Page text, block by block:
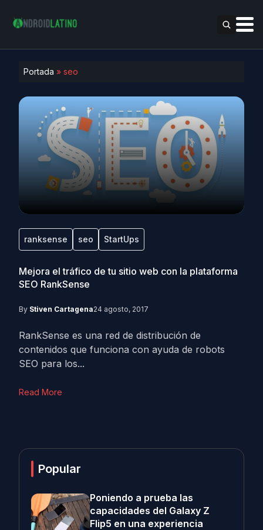
Portada » seo
ranksense seo StartUps
Mejora el tráfico de tu sitio web con la plataforma
SEO RankSense
By Stiven Cartagena24 agosto, 2017
RankSense es una red de distribución de
contenidos que funciona con ayuda de robots
SEO para los...
Read More
Popular
Poniendo a prueba las
capacidades del Galaxy Z
Flip5 en una experiencia